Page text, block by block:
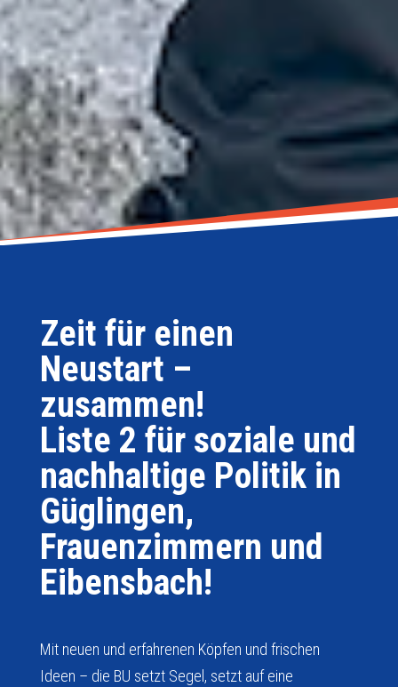
Zeit für einen
Neustart –
zusammen!
Liste 2 für soziale und
nachhaltige Politik in
Güglingen,
Frauenzimmern und
Eibensbach!
Mit neuen und erfahrenen Köpfen und frischen
Ideen – die BU setzt Segel, setzt auf eine